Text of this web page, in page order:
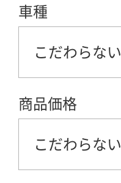
車種
こだわらない
商品価格
こだわらない